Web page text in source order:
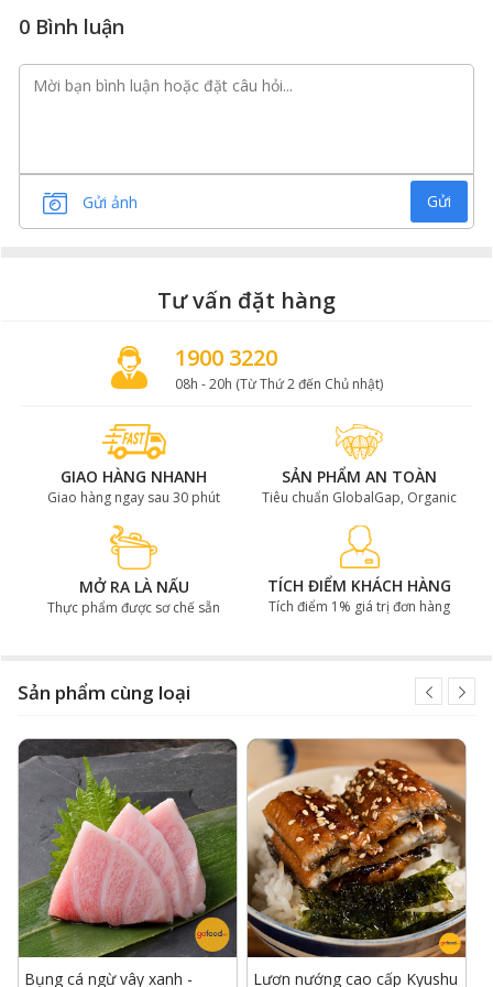
Cá trứng Nhật Bản - Shishamo chiên có lớp vỏ giòn với
Trong 100g cá trứng có chứa lượng
chất dinh dưỡng khổng lồ như thế
nào?
Dựa theo các nghiên cứu mới nhất, với 100g cá trứng,
chúng ta sẽ hấp thụ vào cơ thể được:
- Năng lượng: 186 Kcal
0 Bình luận
Gửi ảnh Gửi
Tư vấn đặt hàng
1900 3220
08h - 20h (Từ Thứ 2 đến Chủ nhật)
GIAO HÀNG NHANH
Giao hàng ngay sau 30 phút
SẢN PHẨM AN TOÀN
Tiêu chuẩn GlobalGap, Organic
MỞ RA LÀ NẤU
Thực phẩm được sơ chế sẵn
TÍCH ĐIỂM KHÁCH HÀNG
Tích điểm 1% giá trị đơn hàng
Sản phẩm cùng loại
Bụng cá ngừ vây xanh -
Lươn nướng cao cấp Kyushu